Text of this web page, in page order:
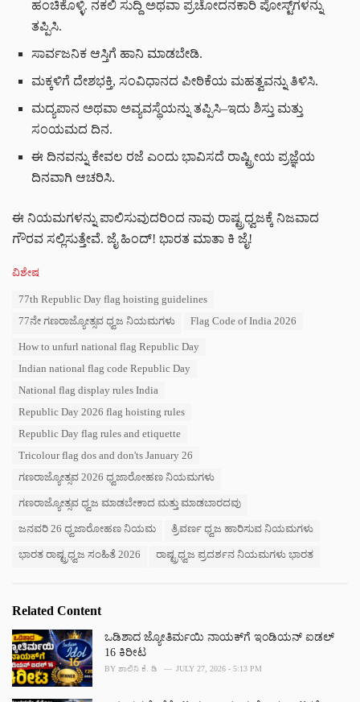
ಹಂಚಿಕೊಳ್ಳಿ. ನಕಲಿ ಸುದ್ದಿ ಅಥವಾ ಪ್ರಚೋದನಕಾರಿ ಪೋಸ್ಟ್‌ಗಳನ್ನು
ತಪ್ಪಿಸಿ.
ಸಾರ್ವಜನಿಕ ಆಸ್ತಿಗೆ ಹಾನಿ ಮಾಡಬೇಡಿ.
ಮಕ್ಕಳಿಗೆ ದೇಶಭಕ್ತಿ, ಸಂವಿಧಾನದ ಪೀಠಿಕೆಯ ಮಹತ್ವವನ್ನು ತಿಳಿಸಿ.
ಮದ್ಯಪಾನ ಅಥವಾ ಅವ್ಯವಸ್ಥೆಯನ್ನು ತಪ್ಪಿಸಿ–ಇದು ಶಿಸ್ತು ಮತ್ತು
ಸಂಯಮದ ದಿನ.
ಈ ದಿನವನ್ನು ಕೇವಲ ರಜೆ ಎಂದು ಭಾವಿಸದೆ ರಾಷ್ಟ್ರೀಯ ಪ್ರಜ್ಞೆಯ
ದಿನವಾಗಿ ಆಚರಿಸಿ.
ಈ ನಿಯಮಗಳನ್ನು ಪಾಲಿಸುವುದರಿಂದ ನಾವು ರಾಷ್ಟ್ರಧ್ವಜಕ್ಕೆ ನಿಜವಾದ
ಗೌರವ ಸಲ್ಲಿಸುತ್ತೇವೆ. ಜೈ ಹಿಂದ್! ಭಾರತ ಮಾತಾ ಕಿ ಜೈ!
C
ವಿಶೇಷ
77th Republic Day flag hoisting guidelines
77ನೇ ಗಣರಾಜ್ಯೋತ್ಸವ ಧ್ವಜ ನಿಯಮಗಳು
Flag Code of India 2026
How to unfurl national flag Republic Day
Indian national flag code Republic Day
National flag display rules India
Republic Day 2026 flag hoisting rules
Republic Day flag rules and etiquette
Tricolour flag dos and don'ts January 26
ಗಣರಾಜ್ಯೋತ್ಸವ 2026 ಧ್ವಜಾರೋಹಣ ನಿಯಮಗಳು
ಗಣರಾಜ್ಯೋತ್ಸವ ಧ್ವಜ ಮಾಡಬೇಕಾದ ಮತ್ತು ಮಾಡಬಾರದವು
ಜನವರಿ 26 ಧ್ವಜಾರೋಹಣ ನಿಯಮ ತ್ರಿವರ್ಣ ಧ್ವಜ ಹಾರಿಸುವ ನಿಯಮಗಳು
ಭಾರತ ರಾಷ್ಟ್ರಧ್ವಜ ಸಂಹಿತೆ 2026 ರಾಷ್ಟ್ರಧ್ವಜ ಪ್ರದರ್ಶನ ನಿಯಮಗಳು ಭಾರತ
Related Content
ಒಡಿಶಾದ ಜ್ಯೋತಿರ್ಮಯಿ ನಾಯಕ್‌ಗೆ ಇಂಡಿಯನ್ ಐಡಲ್
16 ಕಿರೀಟ
BY ಶಾಲಿನಿ ಕೆ. ಡಿ JULY 27, 2026 - 5:13 PM